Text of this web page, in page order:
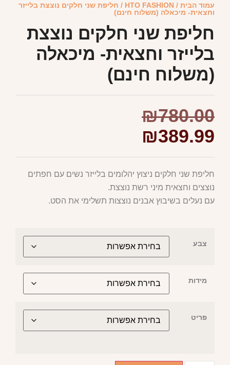
עמוד הבית /
HTO FASHION / חליפת שני חלקים נוצצת בלייזר
וחצאית- מיכאלה (משלוח חינם)
חליפת שני חלקים נוצצת
בלייזר וחצאית- מיכאלה
(משלוח חינם)
₪780.00
₪389.99
חליפת שני חלקים ניצוץ יהלומים בלייזר נשים עם חפתים
נוצצים וחצאית מיני רשת נוצצת.
עם נעלים בשיבוץ אבנים נוצצות תשלימי את הסט.
צבע
מידות
פריט